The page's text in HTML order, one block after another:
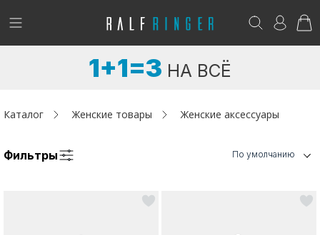
!
Женщинам
Возникли вопросы? - club@ralf.ru
1+1=3 НА ВСЁ
Каталог Женские товары Женские аксессуары
Фильтры По умолчанию